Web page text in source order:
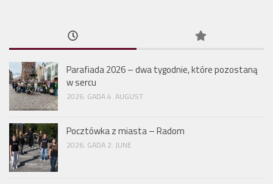
Parafiada 2026 – dwa tygodnie, które pozostaną
w sercu
2026. GADA 4. AUGUST
Pocztówka z miasta – Radom
2026. GADA 2. JUNE